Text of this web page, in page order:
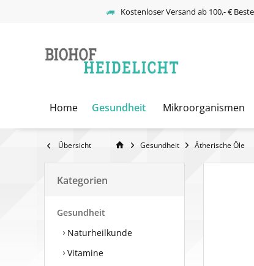
Kostenloser Versand ab 100,- €
Home Gesundheit Mikroorganismen
Übersicht Gesundheit Ätherische Öle
Kategorien
Gesundheit
Naturheilkunde
Vitamine